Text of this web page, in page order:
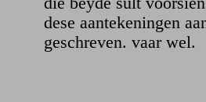
dese aantekeningen
geschreven. vaar wel.